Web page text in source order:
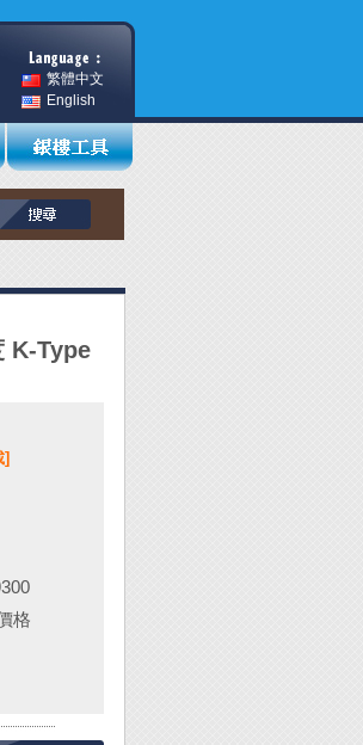
繁體中文
English
K-Type
]
格